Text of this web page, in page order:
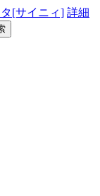
[サイニィ] 詳細